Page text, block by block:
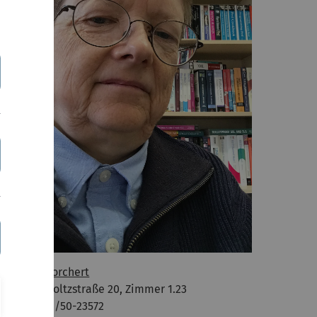
F. Borchert
Helmholtzstraße 20, Zimmer 1.23
0731/50-23572